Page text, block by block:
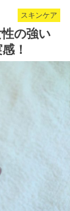
スキンケア
の強い
！